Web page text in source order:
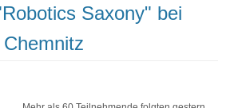
Saxony" bei